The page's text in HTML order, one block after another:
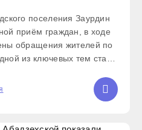
поселения Заурдин
приём граждан, в ходе
обращения жителей по
из ключевых тем стало
обеспокоенность, и